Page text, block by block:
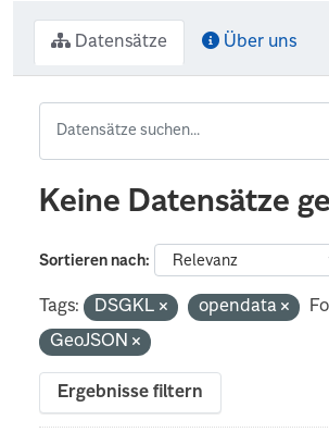
Datensätze Über uns
Keine Datensätze
Sortieren nach
Tags: DSGKL opendata
GeoJSON
Ergebnisse filtern